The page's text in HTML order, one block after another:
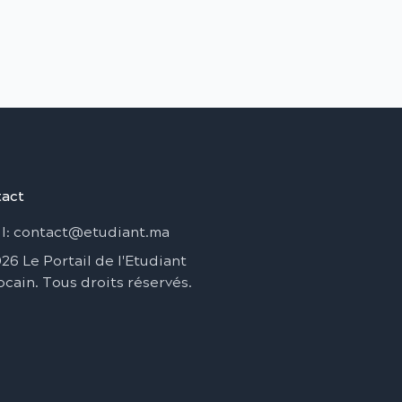
: contact@etudiant.ma
Le Portail de l'Etudiant
. Tous droits réservés.